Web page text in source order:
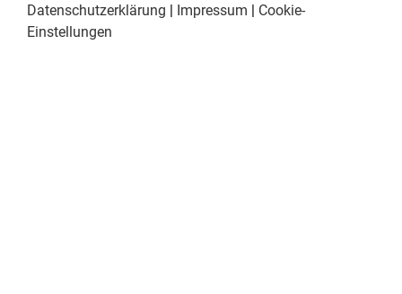
Datenschutzerklärung Impressum
Cookie-
Einstellungen